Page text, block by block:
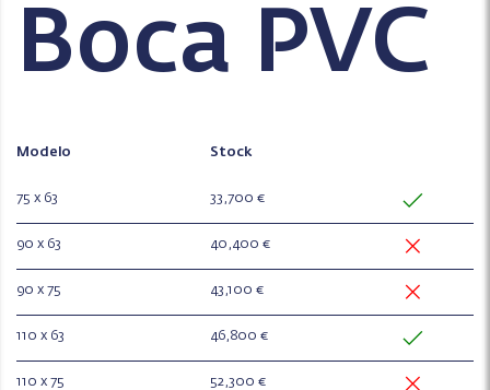
Boca PVC
Modelo Stock
75 x 63 33,700 €
90 x 63 40,400 €
90 x 75 43,100 €
110 x 63 46,800 €
110 x 75 52,300 €